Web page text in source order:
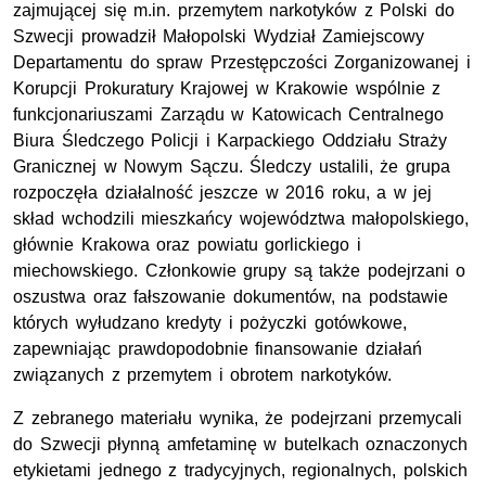
zajmującej się m.in. przemytem narkotyków z Polski do
Szwecji prowadził Małopolski Wydział Zamiejscowy
Departamentu do spraw Przestępczości Zorganizowanej i
Korupcji Prokuratury Krajowej w Krakowie wspólnie z
funkcjonariuszami Zarządu w Katowicach Centralnego
Biura Śledczego Policji i Karpackiego Oddziału Straży
Granicznej w Nowym Sączu. Śledczy ustalili, że grupa
rozpoczęła działalność jeszcze w 2016 roku, a w jej
skład wchodzili mieszkańcy województwa małopolskiego,
głównie Krakowa oraz powiatu gorlickiego i
miechowskiego. Członkowie grupy są także podejrzani o
oszustwa oraz fałszowanie dokumentów, na podstawie
których wyłudzano kredyty i pożyczki gotówkowe,
zapewniając prawdopodobnie finansowanie działań
związanych z przemytem i obrotem narkotyków.
Z zebranego materiału wynika, że podejrzani przemycali
do Szwecji płynną amfetaminę w butelkach oznaczonych
etykietami jednego z tradycyjnych, regionalnych, polskich